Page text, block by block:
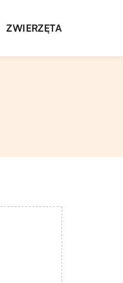
ZWIERZĘTA